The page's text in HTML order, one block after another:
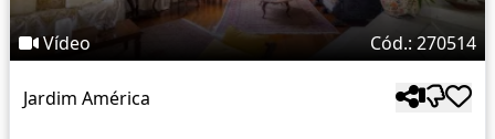
Vídeo Cód.: 270514
Jardim América